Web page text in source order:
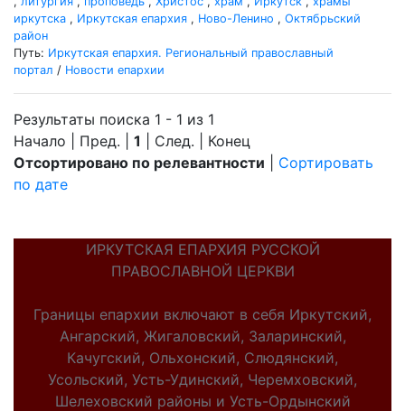
иркутска , Иркутская епархия , Ново-Ленино , Октябрьский
район
Путь: Иркутская епархия. Региональный православный
портал / Новости епархии
Результаты поиска 1 - 1 из 1
Начало | Пред. | 1 | След. | Конец
Отсортировано по релевантности
Сортировать
по дате
ИРКУТСКАЯ ЕПАРХИЯ РУССКОЙ
ПРАВОСЛАВНОЙ ЦЕРКВИ
Границы епархии включают в себя Иркутский,
Ангарский, Жигаловский, Заларинский,
Качугский, Ольхонский, Слюдянский,
Усольский, Усть-Удинский, Черемховский,
Шелеховский районы и Усть-Ордынский